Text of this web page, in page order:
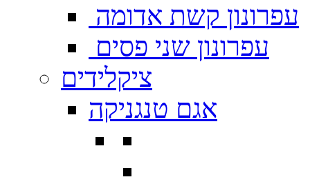
עפרונון קשת אדומה
עפרונון שני פסים
ציקלידים
אגם טנגניקה